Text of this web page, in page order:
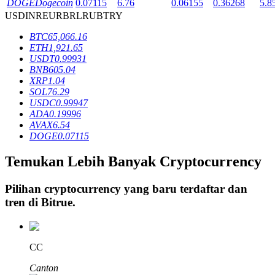
Penguncian BTR
Investasi eksklusif untuk pemegang BTR
Pinjaman
Layanan pinjaman yang didukung Crypto
DOGEDogecoin 0.07115 6.76 0.06155 0.36268
USDINREURBRLRUBTRY
BTC65,066.16
ETH1,921.65
USDT0.99931
BNB605.04
XRP1.04
SOL76.29
USDC0.99947
ADA0.19996
AVAX6.54
DOGE0.07115
Temukan Lebih Banyak Cryptocurrency
Pilihan cryptocurrency yang baru terdaftar dan
tren di Bitrue.
CC
Canton